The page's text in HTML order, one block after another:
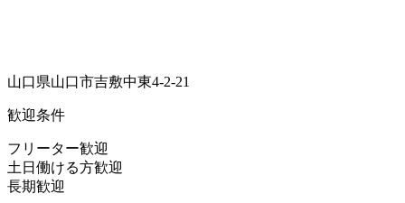
山口県山口市吉敷中東4-2-21
歓迎条件
フリーター歓迎
土日働ける方歓迎
長期歓迎